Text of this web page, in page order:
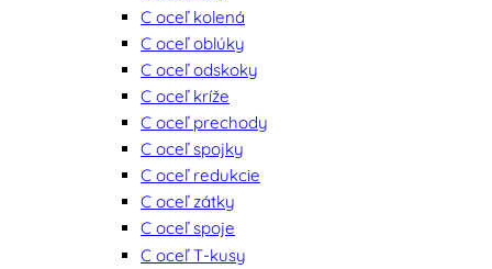
C oceľ kolená
C oceľ oblúky
C oceľ odskoky
C oceľ kríže
C oceľ prechody
C oceľ spojky
C oceľ redukcie
C oceľ zátky
C oceľ spoje
C oceľ T-kusy